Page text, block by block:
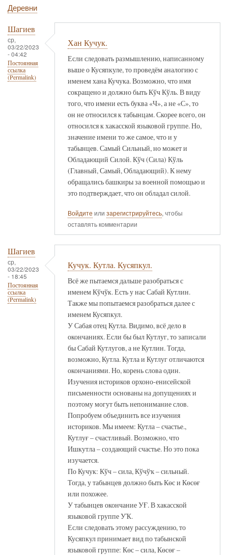
Деревни
Шагиев
ср,
03/22/2023
- 04:42
Постоянная
ссылка
(Permalink)
Хан Кучук.
Если следовать размышлению, написанному
выше о Кусяпкуле, то проведём аналогию с
именем хана Кучука. Возможно, что имя
сокращено и должно быть Кўч Кўль. В виду
того, что имени есть буква «Ч», а не «С», то
он не относился к табынцам. Скорее всего, он
относился к хакасской языковой группе. Но,
значение имени то же самое, что и у
табынцев. Самый Сильный, но может и
Обладающий Силой. Кўч (Сила) Кўль
(Главный, Самый, Обладающий). К нему
обращались башкиры за военной помощью и
это подтверждает, что он обладал силой.
Войдите или зарегистрируйтесь, чтобы
оставлять комментарии
Шагиев
ср,
03/22/2023
- 18:45
Постоянная
ссылка
(Permalink)
Кучук. Кутла. Кусяпкул.
Всё же пытаемся дальше разобраться с
именем Кўчўк. Есть у нас Сабай Кутлин.
Также мы попытаемся разобраться далее с
именем Кусяпкул.
У Сабая отец Кутла. Видимо, всё дело в
окончаниях. Если бы был Кутлуг, то записали
бы Сабай Кутлугов, а не Кутлин. Тогда,
возможно, Кутла. Кутла и Кутлуг отличаются
окончаниями. Но, корень слова один.
Изучения историков орхоно-енисейской
письменности основаны на допущениях и
поэтому могут быть непонимание слов.
Попробуем объединить все изучения
историков. Мы имеем: Кутла – счастье.,
Кутлуғ – счастливый. Возможно, что
Ишкутла – создающий счастье. Но это пока
изучается.
По Кучук: Кўч – сила, Кўчўҡ – сильный.
Тогда, у табынцев должно быть Көс и Көсөғ
или похожее.
У табынцев окончание УҒ. В хакасской
языковой группе УҠ.
Если следовать этому рассуждению, то
Кусяпкул принимает вид по табынской
языковой группе: Көс – сила, Көсөғ –